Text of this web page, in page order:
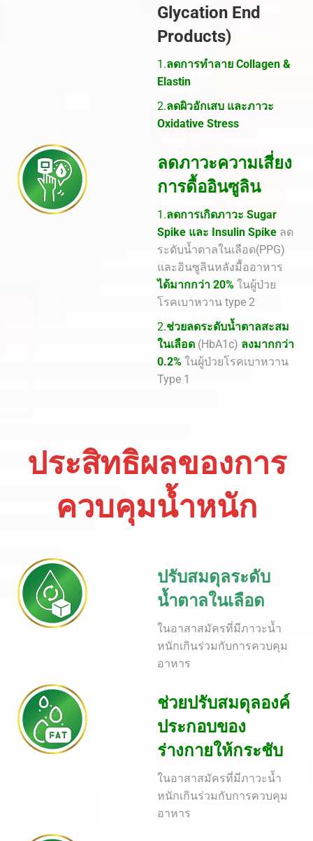
Glycation End
Products)
1.ลดการทำลาย Collagen &
Elastin
2.ลดผิวอักเสบ และภาวะ
Oxidative Stress
ลดภาวะความเสี่ยง
การดื้ออินซูลิน
1.ลดการเกิดภาวะ Sugar
Spike และ Insulin Spike ลด
ระดับน้ำตาลในเลือด(PPG)
และอินซูลินหลังมื้ออาหาร
ได้มากกว่า 20% ในผู้ป่วย
โรคเบาหวาน type 2
2.ช่วยลดระดับน้ำตาลสะสม
ในเลือด (HbA1c) ลงมากกว่า
0.2% ในผู้ป่วยโรคเบาหวาน
Type 1
ประสิทธิผลของการ
ควบคุมน้ำหนัก
ปรับสมดุลระดับ
น้ำตาลในเลือด
ในอาสาสมัครที่มีภาวะน้ำ
หนักเกินร่วมกับการควบคุม
อาหาร
ช่วยปรับสมดุลองค์
ประกอบของ
ร่างกายให้กระชับ
ในอาสาสมัครที่มีภาวะน้ำ
หนักเกินร่วมกับการควบคุม
อาหาร